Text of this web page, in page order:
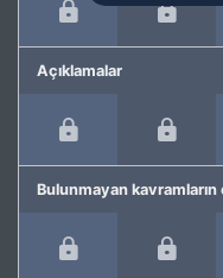
Açıklamalar
Bulunmayan